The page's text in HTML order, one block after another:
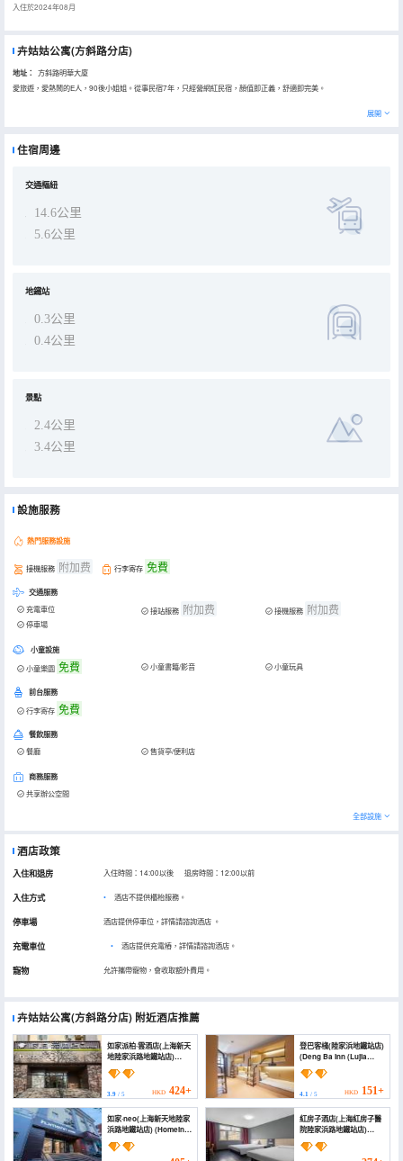
入住於2024年08月
卉姑姑公寓(方斜路分店)
地址：
方斜路明華大廈
愛旅遊，愛熱鬧的E人，90後小姐姐。從事民宿7年，只經營網紅民宿，顏值即正義，舒適即完美。
展開
住宿周邊
交通樞紐
14.6公里
5.6公里
地鐵站
0.3公里
0.4公里
景點
2.4公里
3.4公里
設施服務
熱門服務設施
接機服務 附加费 行李寄存 免費
交通服務
充電車位 接站服務 附加费 接機服務 附加费
停車場
小童設施
小童樂園 免費 小童書籍/影音 小童玩具
前台服務
行李寄存 免費
餐飲服務
餐廳 售貨亭/便利店
商務服務
共享辦公空間
全部設施
酒店政策
入住和退房 入住時間：14:00以後 退房時間：12:00以前
入住方式 酒店不提供櫃枱服務。
停車場 酒店提供停車位，詳情請諮詢酒店 。
充電車位 • 酒店提供充電樁，詳情請諮詢酒店。
寵物 允許攜帶寵物，會收取額外費用。
卉姑姑公寓(方斜路分店) 附近酒店推薦
如家派柏·雲酒店(上海新天
地陸家浜路地鐵站店)
(Homeinn Pebble Hotel
(Shanghai Xintiandi
Lujiabang Road
Subway Station))
3.9 / 5 HKD 424+
登巴客棧(陸家浜地鐵站店)
(Deng Ba Inn (Lujia
Bang subway station))
4.1/ 5 HKD 151+
如家·neo(上海新天地陸家
浜路地鐵站店) (Homeinn
· neo (Shanghai
Xintiandi Lujiabang
紅房子酒店(上海紅房子醫
院陸家浜路地鐵站店)
(Red House Hotel
(Shanghai Red House